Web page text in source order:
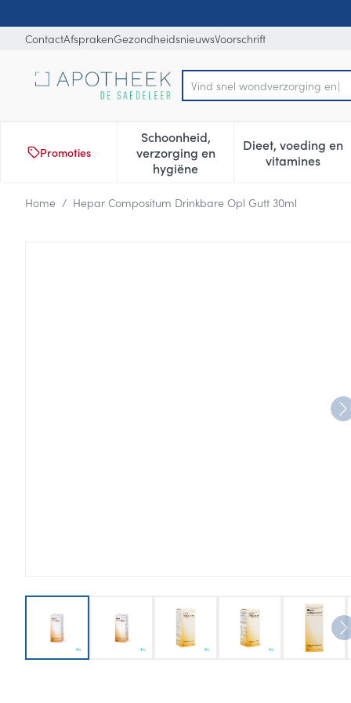
ContactAfsprakenGezondheidsnieuwsVoorschrift
Product, merk, categorie...
Vi
Promoties
Schoonheid,
verzorging en
hygiëne
Toon submenu voor
Dieet, voeding en
vitamines
Toon
Home / Hepar Compositum Drinkbare Opl Gutt 30ml
View larger imageView larger imageView larger image
View
Hepar Compositum